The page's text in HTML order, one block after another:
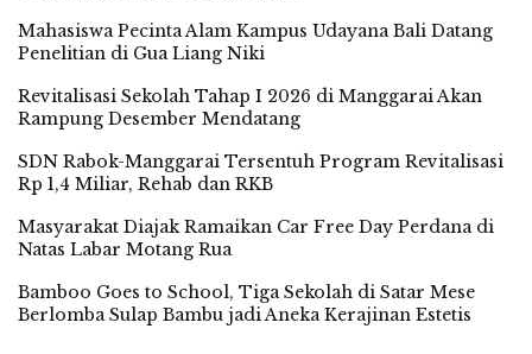
Mahasiswa Pecinta Alam Kampus Udayana Bali Datang
Penelitian di Gua Liang Niki
Revitalisasi Sekolah Tahap I 2026 di Manggarai Akan
Rampung Desember Mendatang
SDN Rabok-Manggarai Tersentuh Program Revitalisasi
Rp 1,4 Miliar, Rehab dan RKB
Masyarakat Diajak Ramaikan Car Free Day Perdana di
Natas Labar Motang Rua
Bamboo Goes to School, Tiga Sekolah di Satar Mese
Berlomba Sulap Bambu jadi Aneka Kerajinan Estetis